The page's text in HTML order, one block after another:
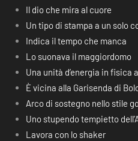
Il dio che mira al cuore
Un tipo di stampa a un solo
Indica il tempo che manca
Lo suonava il maggiordomo
Una unità d’energia in fisica
È vicina alla Garisenda di
Arco di sostegno nello stile
Uno stupendo tempietto
Lavora con lo shaker